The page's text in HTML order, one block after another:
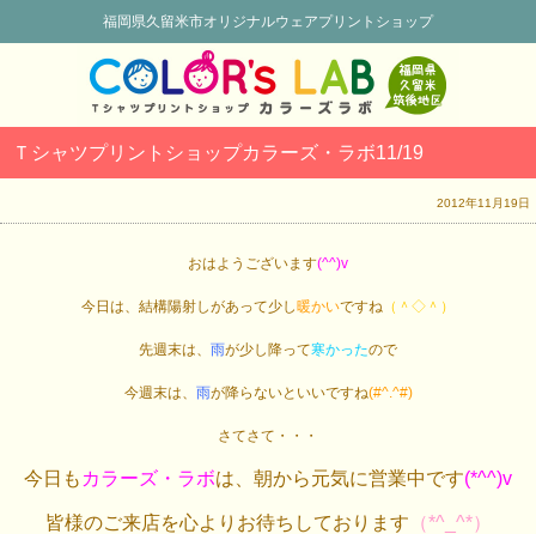
福岡県久留米市オリジナルウェアプリントショップ
Ｔシャツプリントショップカラーズ・ラボ11/19
2012年11月19日
おはようございます(^^)v
今日は、結構陽射しがあって少し暖かいですね （＾◇＾）
先週末は、 雨が少し降って寒かったので
今週末は、 雨が降らないといいですね(#^.^#)
さてさて・・・
今日も カラーズ・ラボは、朝から元気に営業中です(*^^)v
皆様のご来店を心よりお待ちしております （*^_^*）